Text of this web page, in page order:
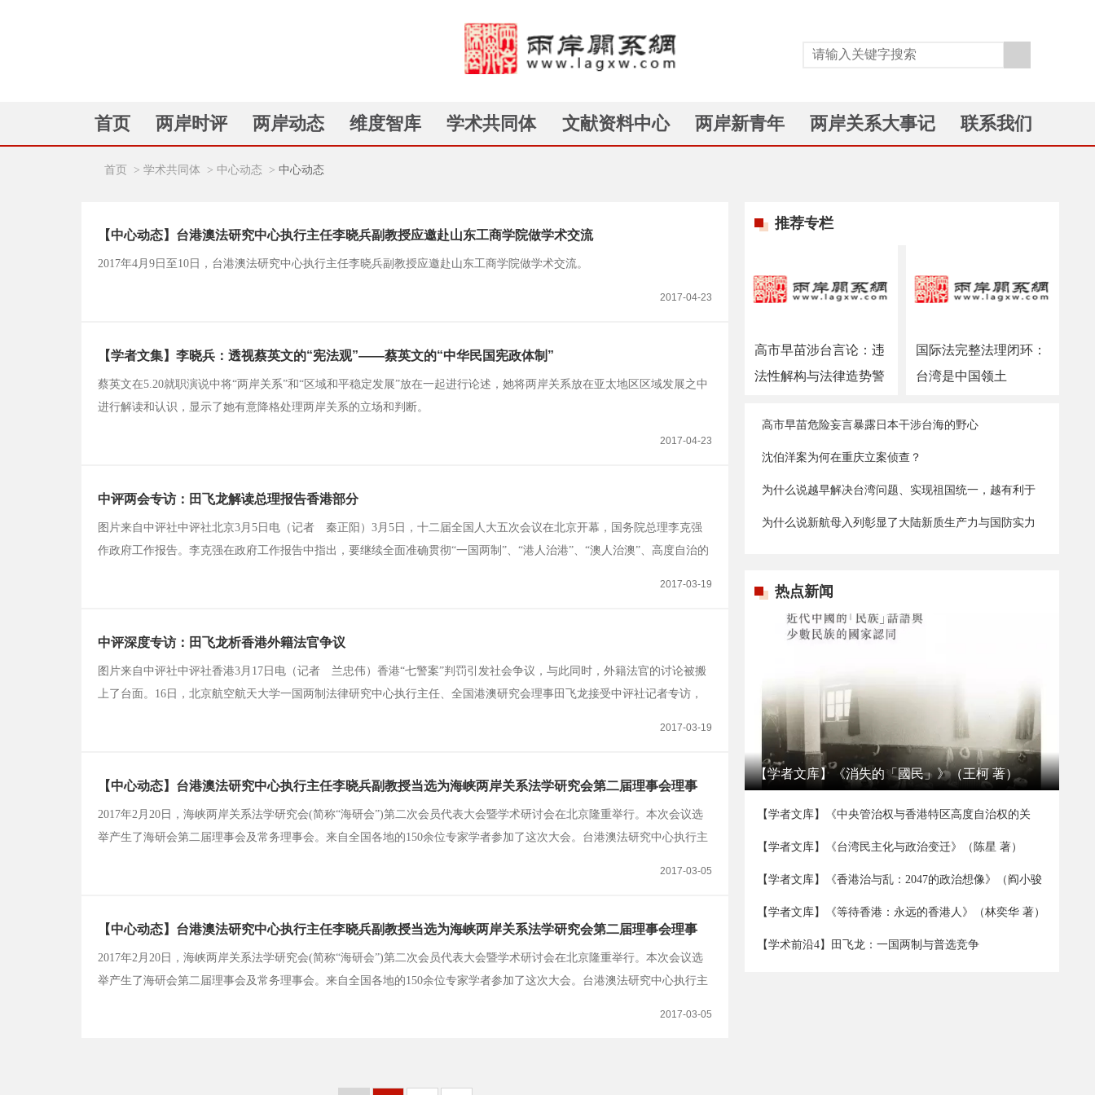
首页 两岸时评 两岸动态 维度智库 学术共同体 文献资料中心 两岸新青年 两岸关系大事记 联系我们
首页 > 学术共同体 > 中心动态 > 中心动态
【中心动态】台港澳法研究中心执行主任李晓兵副教授应邀赴山东工商学院做学术交流
2017年4月9日至10日，台港澳法研究中心执行主任李晓兵副教授应邀赴山东工商学院做学术交流。
2017-04-23
【学者文集】李晓兵：透视蔡英文的“宪法观”——蔡英文的“中华民国宪政体制”
蔡英文在5.20就职演说中将“两岸关系”和“区域和平稳定发展”放在一起进行论述，她将两岸关系放在亚太地区区域发展之中
进行解读和认识，显示了她有意降格处理两岸关系的立场和判断。
2017-04-23
中评两会专访：田飞龙解读总理报告香港部分
图片来自中评社中评社北京3月5日电（记者 秦正阳）3月5日，十二届全国人大五次会议在北京开幕，国务院总理李克强
作政府工作报告。李克强在政府工作报告中指出，要继续全面准确贯彻“一国两制”、“港人治港”、“澳人治澳”、高度自治的
2017-03-19
中评深度专访：田飞龙析香港外籍法官争议
图片来自中评社中评社香港3月17日电（记者 兰忠伟）香港“七警案”判罚引发社会争议，与此同时，外籍法官的讨论被搬
上了台面。16日，北京航空航天大学一国两制法律研究中心执行主任、全国港澳研究会理事田飞龙接受中评社记者专访，
2017-03-19
【中心动态】台港澳法研究中心执行主任李晓兵副教授当选为海峡两岸关系法学研究会第二届理事会理事
2017年2月20日，海峡两岸关系法学研究会(简称“海研会”)第二次会员代表大会暨学术研讨会在北京隆重举行。本次会议选
举产生了海研会第二届理事会及常务理事会。来自全国各地的150余位专家学者参加了这次大会。台港澳法研究中心执行主
2017-03-05
【中心动态】台港澳法研究中心执行主任李晓兵副教授当选为海峡两岸关系法学研究会第二届理事会理事
2017年2月20日，海峡两岸关系法学研究会(简称“海研会”)第二次会员代表大会暨学术研讨会在北京隆重举行。本次会议选
举产生了海研会第二届理事会及常务理事会。来自全国各地的150余位专家学者参加了这次大会。台港澳法研究中心执行主
2017-03-05
推荐专栏
高市早苗涉台言论：违
法性解构与法律造势警
国际法完整法理闭环：
台湾是中国领土
高市早苗危险妄言暴露日本干涉台海的野心
沈伯洋案为何在重庆立案侦查？
为什么说越早解决台湾问题、实现祖国统一，越有利于
为什么说新航母入列彰显了大陆新质生产力与国防实力
热点新闻
【学者文库】《消失的「國民」》（王柯 著）
【学者文库】《中央管治权与香港特区高度自治权的关
【学者文库】《台湾民主化与政治变迁》（陈星 著）
【学者文库】《香港治与乱：2047的政治想像》（阎小骏
【学者文库】《等待香港：永远的香港人》（林奕华 著）
【学术前沿4】田飞龙：一国两制与普选竞争